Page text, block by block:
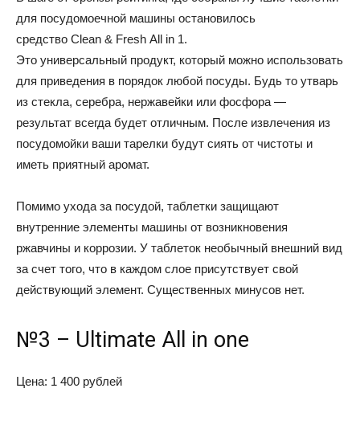
для посудомоечной машины остановилось
средство Clean & Fresh All in 1.
Это универсальный продукт, который можно использовать
для приведения в порядок любой посуды. Будь то утварь
из стекла, серебра, нержавейки или фосфора —
результат всегда будет отличным. После извлечения из
посудомойки ваши тарелки будут сиять от чистоты и
иметь приятный аромат.
Помимо ухода за посудой, таблетки защищают
внутренние элементы машины от возникновения
ржавчины и коррозии. У таблеток необычный внешний вид
за счет того, что в каждом слое присутствует свой
действующий элемент. Существенных минусов нет.
№3 – Ultimate All in one
Цена: 1 400 рублей